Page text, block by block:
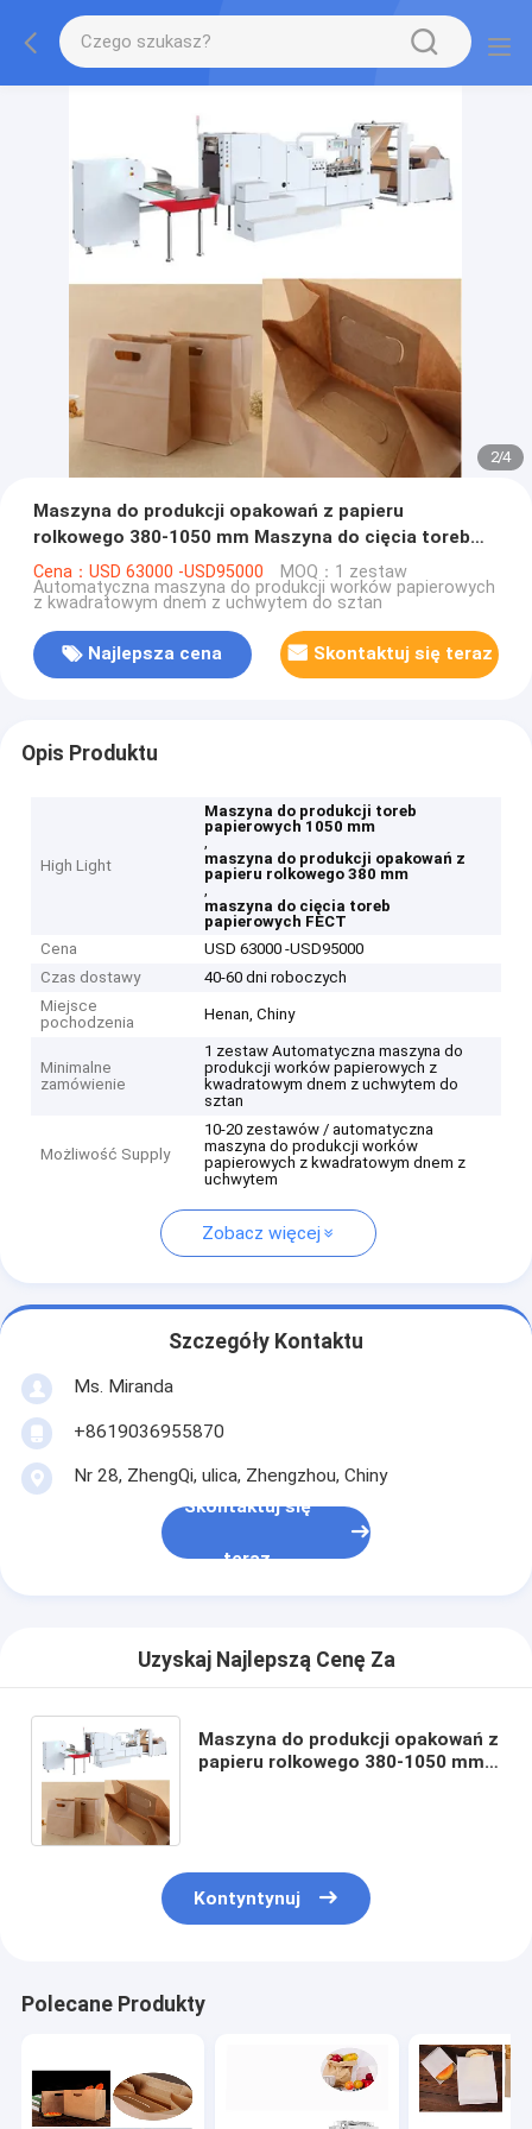
2/4
Maszyna do produkcji opakowań z papieru
rolkowego 380-1050 mm Maszyna do cięcia toreb
papierowych FECT
Cena：USD 63000 -USD95000 MOQ：1 zestaw
Automatyczna maszyna do produkcji worków papierowych
z kwadratowym dnem z uchwytem do sztan
Najlepsza cena Skontaktuj się teraz
Opis Produktu
High Light
Maszyna do produkcji toreb
papierowych 1050 mm
,
maszyna do produkcji opakowań z
papieru rolkowego 380 mm
,
maszyna do cięcia toreb
papierowych FECT
Cena
USD 63000 -USD95000
Czas dostawy
40-60 dni roboczych
Miejsce
pochodzenia
Henan, Chiny
Minimalne
zamówienie
1 zestaw Automatyczna maszyna do
produkcji worków papierowych z
kwadratowym dnem z uchwytem do
sztan
Możliwość Supply
10-20 zestawów / automatyczna
maszyna do produkcji worków
papierowych z kwadratowym dnem z
uchwytem
Zobacz więcej
Szczegóły Kontaktu
Ms. Miranda
+8619036955870
Nr 28, ZhengQi, ulica, Zhengzhou, Chiny
Skontaktuj się
teraz
Uzyskaj Najlepszą Cenę Za
Maszyna do produkcji opakowań z
papieru rolkowego 380-1050 mm
Kontyntynuj
Polecane Produkty